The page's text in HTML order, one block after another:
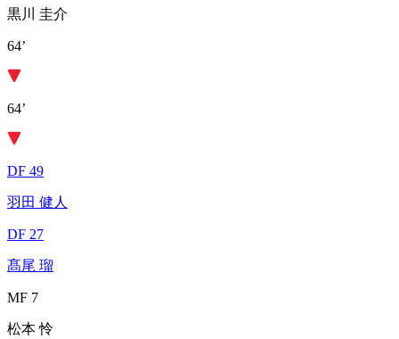
黒川 圭介
64’
64’
DF 49
羽田 健人
DF 27
髙尾 瑠
MF 7
松本 怜